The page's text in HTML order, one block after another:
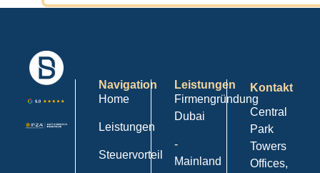
Navigation
Home
Leistungen
Steuervorteil
Leistungen
Firmengründung
Dubai
-
Mainland
Kontakt
Central
Park
Towers
Offices,